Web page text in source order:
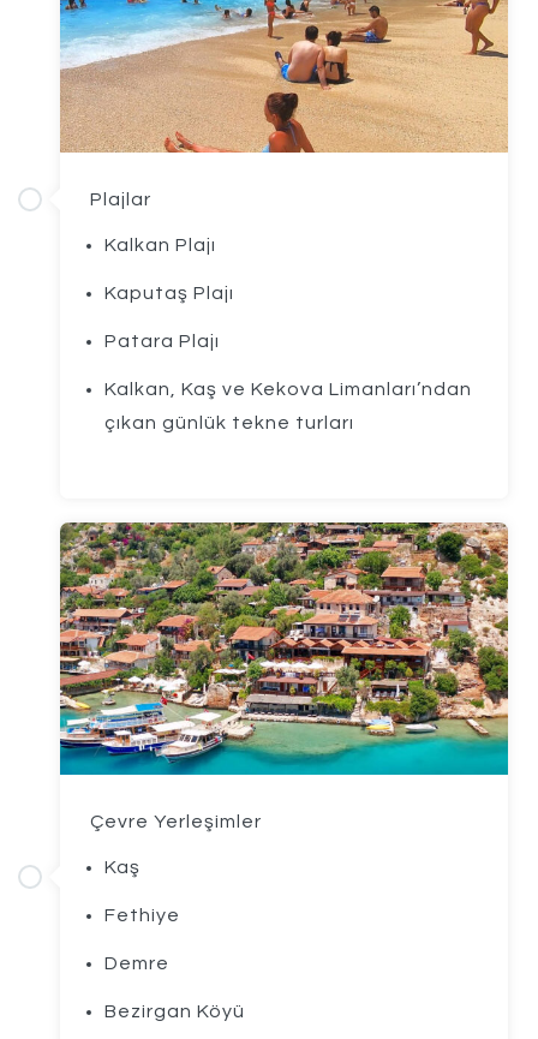
Plajlar
Kalkan Plajı
Kaputaş Plajı
Patara Plajı
Kalkan, Kaş ve Kekova Limanları’ndan
çıkan günlük tekne turları
Çevre Yerleşimler
Kaş
Fethiye
Demre
Bezirgan Köyü